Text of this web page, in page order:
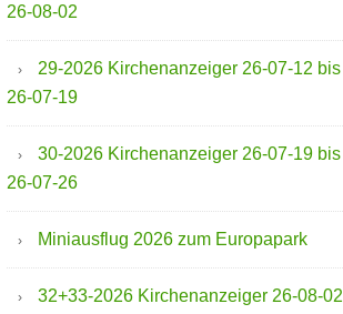
26-08-02
29-2026 Kirchenanzeiger 26-07-12 bis
26-07-19
30-2026 Kirchenanzeiger 26-07-19 bis
26-07-26
Miniausflug 2026 zum Europapark
32+33-2026 Kirchenanzeiger 26-08-02